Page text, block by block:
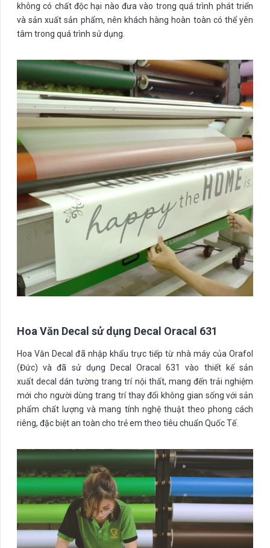
không có chất độc hại nào đưa vào trong quá trình phát triển
và sản xuất sản phẩm, nên khách hàng hoàn toàn có thể yên
tâm trong quá trình sử dụng.
Hoa Văn Decal sử dụng Decal Oracal 631
Hoa Văn Decal đã nhập khẩu trực tiếp từ nhà máy của Orafol
(Đức) và đã sử dụng Decal Oracal 631 vào thiết kế sản
xuất decal dán tường trang trí nội thất, mang đến trải nghiệm
mới cho người dùng trang trí thay đổi không gian sống với sản
phẩm chất lượng và mang tính nghệ thuật theo phong cách
riêng, đặc biệt an toàn cho trẻ em theo tiêu chuẩn Quốc Tế.